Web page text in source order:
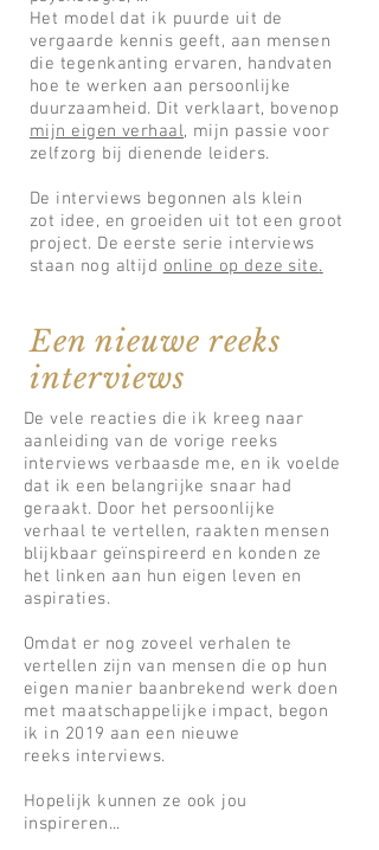
Het model dat ik puurde uit de
vergaarde kennis geeft, aan mensen
die tegenkanting ervaren, handvaten
hoe te werken aan persoonlijke
duurzaamheid. Dit verklaart, bovenop
mijn eigen verhaal, mijn passie voor
zelfzorg bij dienende leiders.
De interviews begonnen als klein
zot idee, en groeiden uit tot een groot
project. De eerste serie interviews
staan nog altijd online op deze site.
Een nieuwe reeks
interviews
De vele reacties die ik kreeg naar
aanleiding van de vorige reeks
interviews verbaasde me, en ik voelde
dat ik een belangrijke snaar had
geraakt. Door het persoonlijke
verhaal te vertellen, raakten mensen
blijkbaar geïnspireerd en konden ze
het linken aan hun eigen leven en
aspiraties.
Omdat er nog zoveel verhalen te
vertellen zijn van mensen die op hun
eigen manier baanbrekend werk doen
met maatschappelijke impact, begon
ik in 2019 aan een nieuwe
reeks interviews.
Hopelijk kunnen ze ook jou
inspireren...